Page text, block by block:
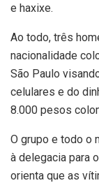
e haxixe.
Ao todo, três
nacionalidade
São Paulo
celulares e do
8.000 pesos
O grupo e todo o
à delegacia para
orienta que as